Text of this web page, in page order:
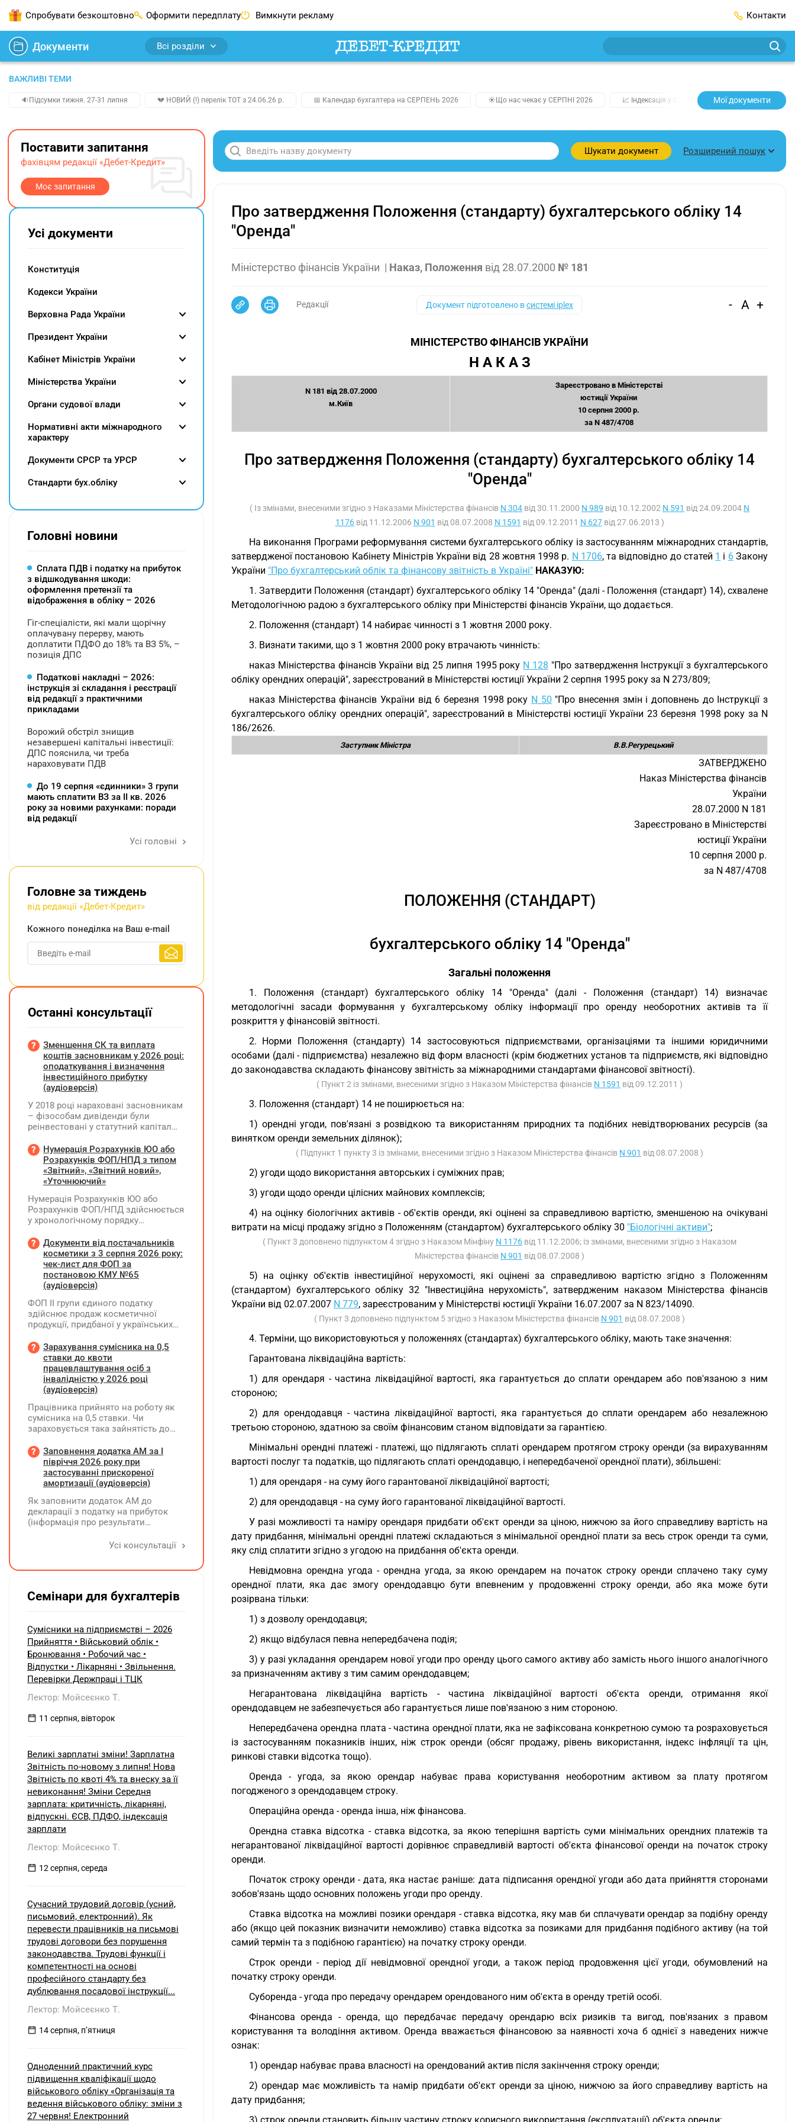
Спробувати безкоштовно Оформити передплату Вимкнути рекламу Контакти
Документи Всі розділи
ВАЖЛИВІ ТЕМИ
🔉Підсумки тижня. 27-31 липня 💔 НОВИЙ (!) перелік ТОТ з 24.06.26 р. 📅 Календар бухгалтера на СЕРПЕНЬ 2026 ☀️Що нас чекає у СЕРПНІ 2026 📈 Індексація у СЕРПНІ 2️⃣0️⃣2️⃣7️⃣ Усі
Мої документи
Шукати документ Розширений пошук
Про затвердження Положення (стандарту) бухгалтерського обліку 14
"Оренда"
Міністерство фінансів України | Наказ, Положення від 28.07.2000 № 181
Редакції Документ підготовлено всистемі iplex - A +
МІНІСТЕРСТВО ФІНАНСІВ УКРАЇНИ
Н А К А З
N 181 від 28.07.2000
м.Київ
Зареєстровано в Міністерстві
юстиції України
10 серпня 2000 р.
за N 487/4708
Про затвердження Положення (стандарту) бухгалтерського обліку 14
"Оренда"
( Із змінами, внесеними згідно з Наказами Міністерства фінансів N 304 від 30.11.2000 N 989 від 10.12.2002 N 591 від 24.09.2004 N
1176від 11.12.2006 N 901 від 08.07.2008 N 1591 від 09.12.2011 N 627від 27.06.2013 )
На виконання Програми реформування системи бухгалтерського обліку із застосуванням міжнародних стандартів,
затвердженої постановою Кабінету Міністрів України від 28 жовтня 1998 р. N 1706, та відповідно до статей 1 і 6Закону
України "Про бухгалтерський облік та фінансову звітність в Україні" НАКАЗУЮ:
1. Затвердити Положення (стандарт) бухгалтерського обліку 14 "Оренда" (далі - Положення (стандарт) 14), схвалене
Методологічною радою з бухгалтерського обліку при Міністерстві фінансів України, що додається.
2. Положення (стандарт) 14 набирає чинності з 1 жовтня 2000 року.
3. Визнати такими, що з 1 жовтня 2000 року втрачають чинність:
наказ Міністерства фінансів України від 25 липня 1995 року N 128 "Про затвердження Інструкції з бухгалтерського
обліку орендних операцій", зареєстрований в Міністерстві юстиції України 2 серпня 1995 року за N 273/809;
наказ Міністерства фінансів України від 6 березня 1998 року N 50 "Про внесення змін і доповнень до Інструкції з
бухгалтерського обліку орендних операцій", зареєстрований в Міністерстві юстиції України 23 березня 1998 року за N
186/2626.
Заступник Міністра В.В.Регурецький
ЗАТВЕРДЖЕНО
Наказ Міністерства фінансів
України
28.07.2000 N 181
Зареєстровано в Міністерстві
юстиції України
10 серпня 2000 р.
за N 487/4708
ПОЛОЖЕННЯ (СТАНДАРТ)
бухгалтерського обліку 14 "Оренда"
Загальні положення
1. Положення (стандарт) бухгалтерського обліку 14 "Оренда" (далі - Положення (стандарт) 14) визначає
методологічні засади формування у бухгалтерському обліку інформації про оренду необоротних активів та її
розкриття у фінансовій звітності.
2. Норми Положення (стандарту) 14 застосовуються підприємствами, організаціями та іншими юридичними
особами (далі - підприємства) незалежно від форм власності (крім бюджетних установ та підприємств, які відповідно
до законодавства складають фінансову звітність за міжнародними стандартами фінансової звітності).
( Пункт 2 із змінами, внесеними згідно з Наказом Міністерства фінансів N 1591 від 09.12.2011 )
3. Положення (стандарт) 14 не поширюється на:
1) орендні угоди, пов'язані з розвідкою та використанням природних та подібних невідтворюваних ресурсів (за
винятком оренди земельних ділянок);
( Підпункт 1 пункту 3 із змінами, внесеними згідно з Наказом Міністерства фінансів N 901 від 08.07.2008 )
2) угоди щодо використання авторських і суміжних прав;
3) угоди щодо оренди цілісних майнових комплексів;
4) на оцінку біологічних активів - об'єктів оренди, які оцінені за справедливою вартістю, зменшеною на очікувані
витрати на місці продажу згідно з Положенням (стандартом) бухгалтерського обліку 30 "Біологічні активи";
( Пункт 3 доповнено підпунктом 4 згідно з Наказом Мінфіну N 1176 від 11.12.2006; із змінами, внесеними згідно з Наказом
Міністерства фінансів N 901 від 08.07.2008 )
5) на оцінку об'єктів інвестиційної нерухомості, які оцінені за справедливою вартістю згідно з Положенням
(стандартом) бухгалтерського обліку 32 "Інвестиційна нерухомість", затвердженим наказом Міністерства фінансів
України від 02.07.2007 N 779, зареєстрованим у Міністерстві юстиції України 16.07.2007 за N 823/14090.
( Пункт 3 доповнено підпунктом 5 згідно з Наказом Міністерства фінансів N 901 від 08.07.2008 )
4. Терміни, що використовуються у положеннях (стандартах) бухгалтерського обліку, мають таке значення:
Гарантована ліквідаційна вартість:
1) для орендаря - частина ліквідаційної вартості, яка гарантується до сплати орендарем або пов'язаною з ним
стороною;
2) для орендодавця - частина ліквідаційної вартості, яка гарантується до сплати орендарем або незалежною
третьою стороною, здатною за своїм фінансовим станом відповідати за гарантією.
Мінімальні орендні платежі - платежі, що підлягають сплаті орендарем протягом строку оренди (за вирахуванням
вартості послуг та податків, що підлягають сплаті орендодавцю, і непередбаченої орендної плати), збільшені:
1) для орендаря - на суму його гарантованої ліквідаційної вартості;
2) для орендодавця - на суму його гарантованої ліквідаційної вартості.
У разі можливості та наміру орендаря придбати об'єкт оренди за ціною, нижчою за його справедливу вартість на
дату придбання, мінімальні орендні платежі складаються з мінімальної орендної плати за весь строк оренди та суми,
яку слід сплатити згідно з угодою на придбання об'єкта оренди.
Невідмовна орендна угода - орендна угода, за якою орендарем на початок строку оренди сплачено таку суму
орендної плати, яка дає змогу орендодавцю бути впевненим у продовженні строку оренди, або яка може бути
розірвана тільки:
1) з дозволу орендодавця;
2) якщо відбулася певна непередбачена подія;
3) у разі укладання орендарем нової угоди про оренду цього самого активу або замість нього іншого аналогічного
за призначенням активу з тим самим орендодавцем;
Негарантована ліквідаційна вартість - частина ліквідаційної вартості об'єкта оренди, отримання якої
орендодавцем не забезпечується або гарантується лише пов'язаною з ним стороною.
Непередбачена орендна плата - частина орендної плати, яка не зафіксована конкретною сумою та розраховується
із застосуванням показників інших, ніж строк оренди (обсяг продажу, рівень використання, індекс інфляції та цін,
ринкові ставки відсотка тощо).
Оренда - угода, за якою орендар набуває права користування необоротним активом за плату протягом
погодженого з орендодавцем строку.
Операційна оренда - оренда інша, ніж фінансова.
Орендна ставка відсотка - ставка відсотка, за якою теперішня вартість суми мінімальних орендних платежів та
негарантованої ліквідаційної вартості дорівнює справедливій вартості об'єкта фінансової оренди на початок строку
оренди.
Початок строку оренди - дата, яка настає раніше: дата підписання орендної угоди або дата прийняття сторонами
зобов'язань щодо основних положень угоди про оренду.
Ставка відсотка на можливі позики орендаря - ставка відсотка, яку мав би сплачувати орендар за подібну оренду
або (якщо цей показник визначити неможливо) ставка відсотка за позиками для придбання подібного активу (на той
самий термін та з подібною гарантією) на початку строку оренди.
Строк оренди - період дії невідмовної орендної угоди, а також період продовження цієї угоди, обумовлений на
початку строку оренди.
Суборенда - угода про передачу орендарем орендованого ним об'єкта в оренду третій особі.
Фінансова оренда - оренда, що передбачає передачу орендарю всіх ризиків та вигод, пов'язаних з правом
користування та володіння активом. Оренда вважається фінансовою за наявності хоча б однієї з наведених нижче
ознак:
1) орендар набуває права власності на орендований актив після закінчення строку оренди;
2) орендар має можливість та намір придбати об'єкт оренди за ціною, нижчою за його справедливу вартість на
дату придбання;
Поставити запитання
фахівцям редакції «Дебет-Кредит»
Моє запитання
Усі документи
Конституція
Кодекси України
Верховна Рада України
Президент України
Кабінет Міністрів України
Міністерства України
Органи судової влади
Нормативні акти міжнародного
характеру
Документи СРСР та УРСР
Cтандарти бух.обліку
Головні новини
Сплата ПДВ і податку на прибуток
з відшкодування шкоди:
оформлення претензії та
відображення в обліку – 2026
Гіг-спеціалісти, які мали щорічну
оплачувану перерву, мають
доплатити ПДФО до 18% та ВЗ 5%, –
позиція ДПС
Податкові накладні – 2026:
інструкція зі складання і реєстрації
від редакції з практичними
прикладами
Ворожий обстріл знищив
незавершені капітальні інвестиції:
ДПС пояснила, чи треба
нараховувати ПДВ
До 19 серпня «єдинники» 3 групи
мають сплатити ВЗ за ІІ кв. 2026
року за новими рахунками: поради
від редакції
Усі головні
Головне за тиждень
від редакції «Дебет-Кредит»
Кожного понеділка на Ваш e-mail
Останні консультації
Зменшення СК та виплата
коштів засновникам у 2026 році:
оподаткування і визначення
інвестиційного прибутку
(аудіоверсія)
У 2018 році нараховані засновникам
– фізособам дивіденди були
реінвестовані у статутний капітал
ПДФО та ВЗ. Крім того, статутний
капітал збільшувався за рахунок
нерозподіленого прибутку без
нарахування дивідендів. У 2026 році
виплатити кошти засновникам. Чи
потрібно утримувати ПДФО та ВЗ?
Нумерація Розрахунків ЮО або
Розрахунків ФОП/НПД з типом
«Звітний», «Звітний новий»,
«Уточнюючий»
Нумерація Розрахунків ЮО або
Розрахунків ФОП/НПД здійснюється
у хронологічному порядку
межах одного звітного
(податкового) періоду та не
продовжується в наступних
Документи від постачальників
косметики з 3 серпня 2026 року:
чек-лист для ФОП за
постановою КМУ №65
(аудіоверсія)
ФОП ІІ групи єдиного податку
здійснює продаж косметичної
продукції, придбаної у українських
потрібно вимагати від
постачальника після 03.08.2026 року
у зв'язку з повним набранням
чинності Технічного регламенту на
косметичну продукцію,
20.01.2021 р. №65?
Зарахування сумісника на 0,5
ставки до квоти
працевлаштування осіб з
інвалідністю у 2026 році
(аудіоверсія)
Працівника прийнято на роботу як
сумісника на 0,5 ставки. Чи
зараховується така зайнятість до
осіб з інвалідністю відповідно до
вимог законодавства?
Заповнення додатка АМ за І
півріччя 2026 року при
застосуванні прискореної
амортизації (аудіоверсія)
Як заповнити додаток АМ до
декларації з податку на прибуток
(інформація про результати
Чи потрібно для цього брати дані
вартість усіх таких верстатів на
рішення про застосування
прискореної амортизації прийнято з
01.01.2025 р., а щодо інших — з
01.01.2026 р.
Усі консультації
Семінари для бухгалтерів
Сумісники на підприємстві – 2026
Прийняття • Військовий облік •
Бронювання • Робочий час •
Відпустки • Лікарняні • Звільнення.
Перевірки Держпраці і ТЦК
Лектор: Мойсеєнко Т.
11 серпня, вівторок
Великі зарплатні зміни! Зарплатна
Звітність по-новому з липня! Нова
Звітність по квоті 4% та внеску за її
невиконання! Зміни Середня
зарплата: критичність, лікарняні,
відпускні. ЄСВ, ПДФО, індексація
зарплати
Лектор: Мойсеєнко Т.
12 серпня, середа
Сучасний трудовий договір (усний,
письмовий, електронний). Як
перевести працівників на письмові
трудові договори без порушення
законодавства. Трудові функції і
компетентності на основі
професійного стандарту без
дублювання посадової інструкції...
Лектор: Мойсеєнко Т.
14 серпня, пʼятниця
Одноденний практичний курс
підвищення кваліфікації щодо
військового обліку «Організація та
ведення військового обліку: зміни з
27 червня! Електронний